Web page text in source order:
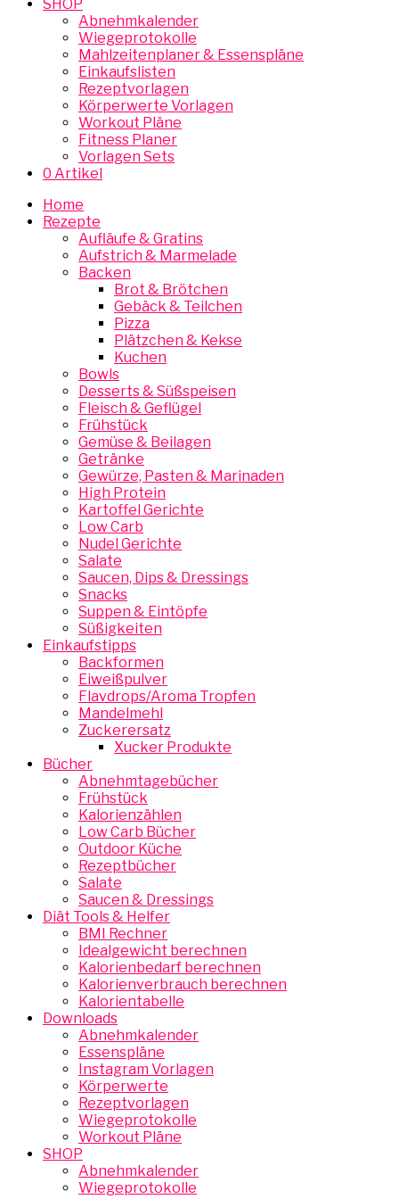
SHOP
Abnehmkalender
Wiegeprotokolle
Mahlzeitenplaner & Essenspläne
Einkaufslisten
Rezeptvorlagen
Körperwerte Vorlagen
Workout Pläne
Fitness Planer
Vorlagen Sets
0 Artikel
Home
Rezepte
Aufläufe & Gratins
Aufstrich & Marmelade
Backen
Brot & Brötchen
Gebäck & Teilchen
Pizza
Plätzchen & Kekse
Kuchen
Bowls
Desserts & Süßspeisen
Fleisch & Geflügel
Frühstück
Gemüse & Beilagen
Getränke
Gewürze, Pasten & Marinaden
High Protein
Kartoffel Gerichte
Low Carb
Nudel Gerichte
Salate
Saucen, Dips & Dressings
Snacks
Suppen & Eintöpfe
Süßigkeiten
Einkaufstipps
Backformen
Eiweißpulver
Flavdrops/Aroma Tropfen
Mandelmehl
Zuckerersatz
Xucker Produkte
Bücher
Abnehmtagebücher
Frühstück
Kalorienzählen
Low Carb Bücher
Outdoor Küche
Rezeptbücher
Salate
Saucen & Dressings
Diät Tools & Helfer
BMI Rechner
Idealgewicht berechnen
Kalorienbedarf berechnen
Kalorienverbrauch berechnen
Kalorientabelle
Downloads
Abnehmkalender
Essenspläne
Instagram Vorlagen
Körperwerte
Rezeptvorlagen
Wiegeprotokolle
Workout Pläne
SHOP
Abnehmkalender
Wiegeprotokolle